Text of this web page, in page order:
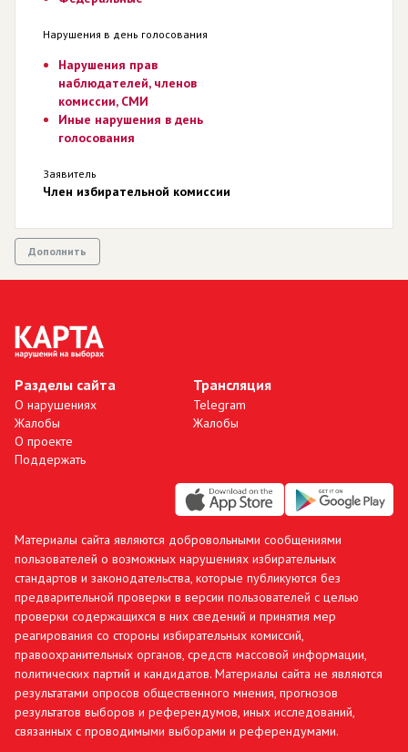
Нарушения в день голосования
Нарушения прав
наблюдателей, членов
комиссии, СМИ
Иные нарушения в день
голосования
Заявитель
Член избирательной комиссии
Дополнить
Разделы сайта
О нарушениях
Жалобы
О проекте
Поддержать
Трансляция
Telegram
Жалобы
Материалы сайта являются добровольными сообщениями
пользователей о возможных нарушениях избирательных
стандартов и законодательства, которые публикуются без
предварительной проверки в версии пользователей с целью
проверки содержащихся в них сведений и принятия мер
реагирования со стороны избирательных комиссий,
правоохранительных органов, средств массовой информации,
политических партий и кандидатов. Материалы сайта не являются
результатами опросов общественного мнения, прогнозов
результатов выборов и референдумов, иных исследований,
связанных с проводимыми выборами и референдумами.